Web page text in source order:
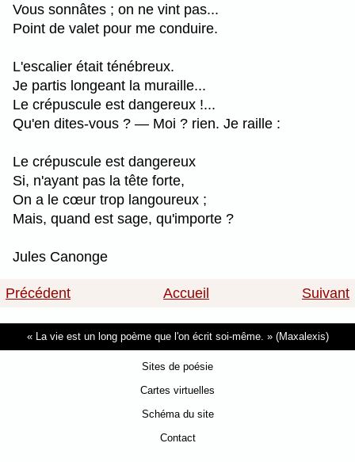
Vous sonnâtes ; on ne vint pas...
Point de valet pour me conduire.
L'escalier était ténébreux.
Je partis longeant la muraille...
Le crépuscule est dangereux !...
Qu'en dites-vous ? — Moi ? rien. Je raille :
Le crépuscule est dangereux
Si, n'ayant pas la tête forte,
On a le cœur trop langoureux ;
Mais, quand est sage, qu'importe ?
Jules Canonge
Précédent Accueil Suivant
La vie est un long poème que l'on écrit soi-même. (Maxalexis)
Sites de poésie
Cartes virtuelles
Schéma du site
Contact